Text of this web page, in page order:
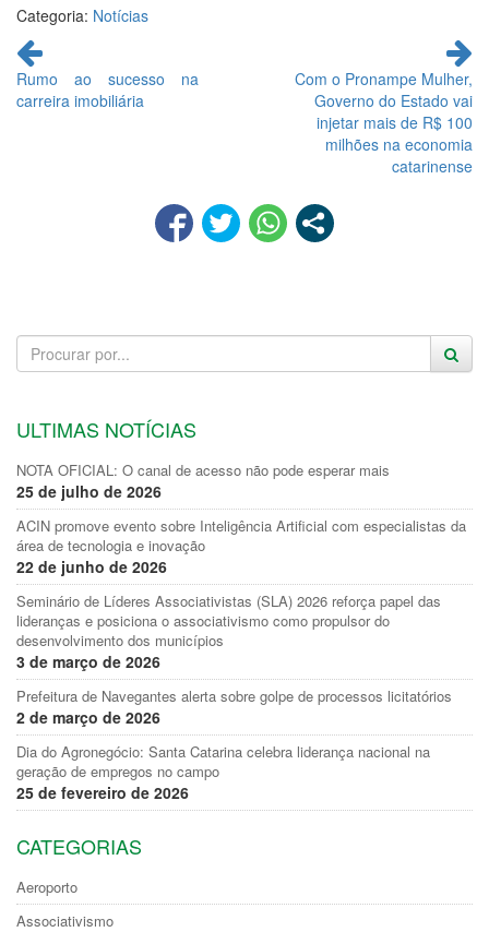
Categoria: Notícias
Continue
lendo
Rumo ao sucesso na
carreira imobiliária
Com o Pronampe Mulher,
Governo do Estado vai
injetar mais de R$ 100
milhões na economia
catarinense
ULTIMAS NOTÍCIAS
NOTA OFICIAL: O canal de acesso não pode esperar mais
25 de julho de 2026
ACIN promove evento sobre Inteligência Artificial com especialistas da
área de tecnologia e inovação
22 de junho de 2026
Seminário de Líderes Associativistas (SLA) 2026 reforça papel das
lideranças e posiciona o associativismo como propulsor do
desenvolvimento dos municípios
3 de março de 2026
Prefeitura de Navegantes alerta sobre golpe de processos licitatórios
2 de março de 2026
Dia do Agronegócio: Santa Catarina celebra liderança nacional na
geração de empregos no campo
25 de fevereiro de 2026
CATEGORIAS
Aeroporto
Associativismo